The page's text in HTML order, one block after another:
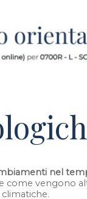
nel
vengono
climatiche.